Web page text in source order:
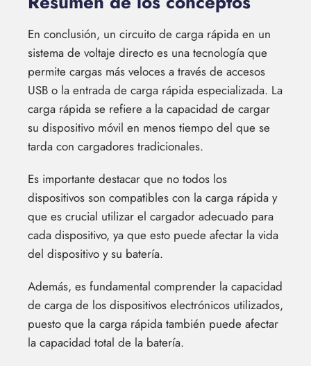
En conclusión, un circuito de carga rápida en un
sistema de voltaje directo es una tecnología que
permite cargas más veloces a través de accesos
USB o la entrada de carga rápida especializada. La
carga rápida se refiere a la capacidad de cargar
su dispositivo móvil en menos tiempo del que se
tarda con cargadores tradicionales.
Es importante destacar que no todos los
dispositivos son compatibles con la carga rápida y
que es crucial utilizar el cargador adecuado para
cada dispositivo, ya que esto puede afectar la vida
del dispositivo y su batería.
Además, es fundamental comprender la capacidad
de carga de los dispositivos electrónicos utilizados,
puesto que la carga rápida también puede afectar
la capacidad total de la batería.